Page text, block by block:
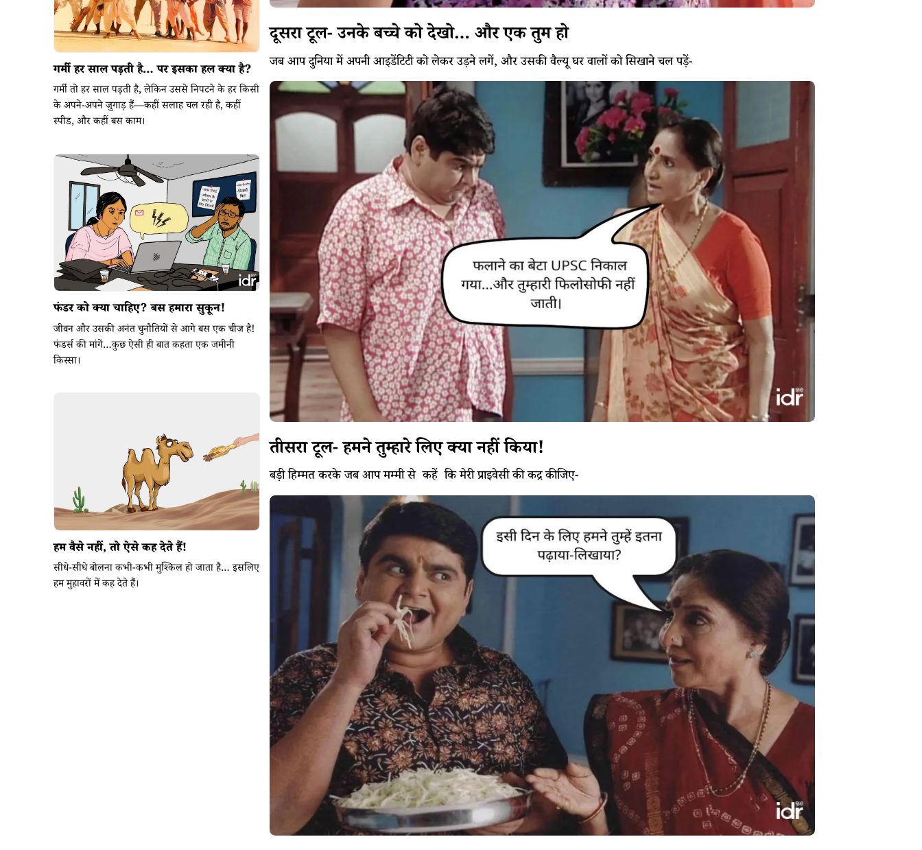
गर्मी हर साल पड़ती है… पर इसका हल क्या है?
गर्मी तो हर साल पड़ती है, लेकिन उससे निपटने के हर किसी
के अपने-अपने जुगाड़ हैं—कहीं सलाह चल रही है, कहीं
स्पीड, और कहीं बस काम।
फंडर को क्या चाहिए? बस हमारा सुकून!
जीवन और उसकी अनंत चुनौतियों से आगे बस एक चीज है!
फंडर्स की मांगें…कुछ ऐसी ही बात कहता एक जमीनी
किस्सा।
हम वैसे नहीं, तो ऐसे कह देते हैं!
सीधे-सीधे बोलना कभी-कभी मुश्किल हो जाता है… इसलिए
हम मुहावरों में कह देते हैं।
दूसरा टूल- उनके बच्चे को देखो… और एक तुम हो
जब आप दुनिया में अपनी आइडेंटिटी को लेकर उड़ने लगें, और उसकी वैल्यू घर वालों को सिखाने चल पड़ें-
तीसरा टूल- हमने तुम्हारे लिए क्या नहीं किया!
बड़ी हिम्मत करके जब आप मम्मी से कहें कि मेरी प्राइवेसी की कद्र कीजिए-